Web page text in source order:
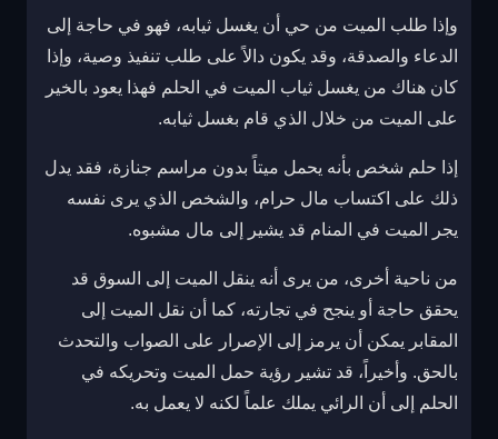
وإذا طلب الميت من حي أن يغسل ثيابه، فهو في حاجة إلى
الدعاء والصدقة، وقد يكون دالاً على طلب تنفيذ وصية، وإذا
كان هناك من يغسل ثياب الميت في الحلم فهذا يعود بالخير
على الميت من خلال الذي قام بغسل ثيابه.
إذا حلم شخص بأنه يحمل ميتاً بدون مراسم جنازة، فقد يدل
ذلك على اكتساب مال حرام، والشخص الذي يرى نفسه
يجر الميت في المنام قد يشير إلى مال مشبوه.
من ناحية أخرى، من يرى أنه ينقل الميت إلى السوق قد
يحقق حاجة أو ينجح في تجارته، كما أن نقل الميت إلى
المقابر يمكن أن يرمز إلى الإصرار على الصواب والتحدث
بالحق. وأخيراً، قد تشير رؤية حمل الميت وتحريكه في
الحلم إلى أن الرائي يملك علماً لكنه لا يعمل به.